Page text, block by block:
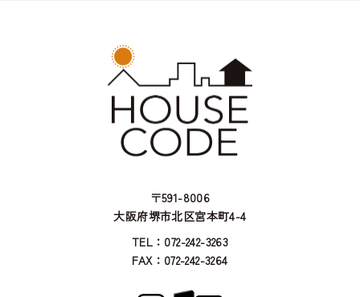
〒591-8006
大阪府堺市北区宮本町4-4
TEL：072-242-3263
FAX：072-242-3264